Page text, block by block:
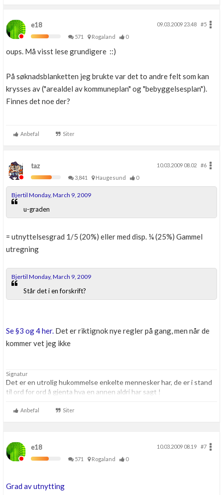
e18 09.03.2009 23.48
#5
571
Rogaland 0
oups. Må visst lese grundigere ::)
På søknadsblanketten jeg brukte var det to andre felt som kan
krysses av ("arealdel av kommuneplan" og "bebyggelsesplan").
Finnes det noe der?
Anbefal Siter
taz 10.03.2009 08.02
#6
3,841
Haugesund 0
Bjertil Monday, March 9, 2009
u-graden
= utnyttelsesgrad 1/5 (20%) eller med disp. ¼ (25%) Gammel
utregning
Bjertil Monday, March 9, 2009
Står det i en forskrift?
Se §3 og 4 her. Det er riktignok nye regler på gang, men når de
kommer vet jeg ikke
Signatur
Det er en utrolig hukommelse enkelte mennesker har, de er i stand
til ord for ord å gjenta hva en annen aldri har sagt !
Anbefal Siter
e18 10.03.2009 08.19
#7
571
Rogaland 0
Grad av utnytting